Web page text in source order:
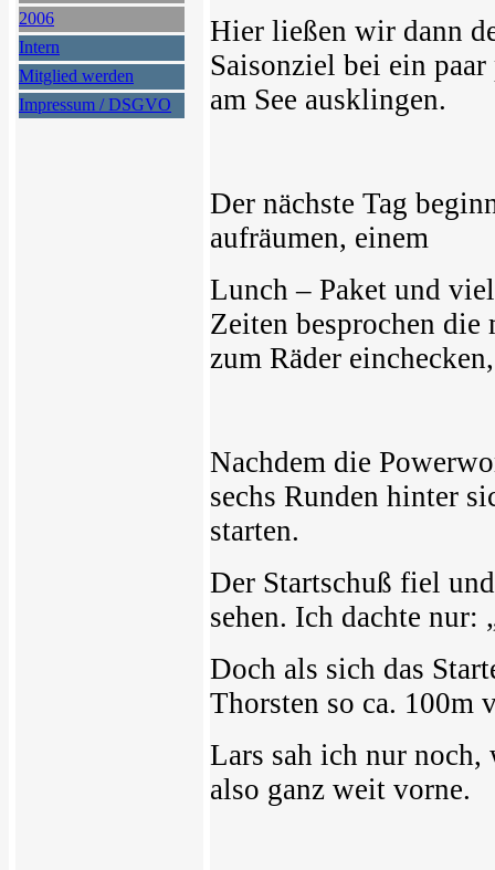
2006
Intern
Mitglied werden
Impressum / DSGVO
Hier ließen wir dann
Saisonziel bei ein
am See ausklingen.
Der nächste Tag
aufräumen, einem
Lunch – Paket und
Zeiten besprochen die
zum Räder
Nachdem die
sechs Runden hinter
starten.
Der Startschuß fiel
sehen. Ich dachte nur:
Doch als sich das
Thorsten so ca. 100m
Lars sah ich nur
also ganz weit vorne.